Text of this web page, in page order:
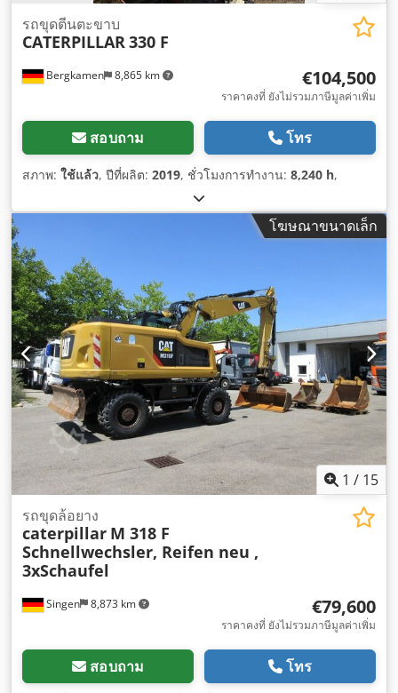
Bergkamen 8,865 km
รถขุดตีนตะขาบ
CATERPILLAR330 F
€104,500
ราคาคงที่ ยังไม่รวมภาษีมูลค่าเพิ่ม
สอบถาม โทร
สภาพ: ใช้แล้ว, ปีที่ผลิต: 2019, ชั่วโมงการทำงาน: 8,240 h,
โฆษณาขนาดเล็ก
1 / 15
Singen 8,873 km
รถขุดล้อยาง
caterpillar M 318 F
Schnellwechsler, Reifen neu ,
3xSchaufel
€79,600
ราคาคงที่ ยังไม่รวมภาษีมูลค่าเพิ่ม
สอบถาม โทร